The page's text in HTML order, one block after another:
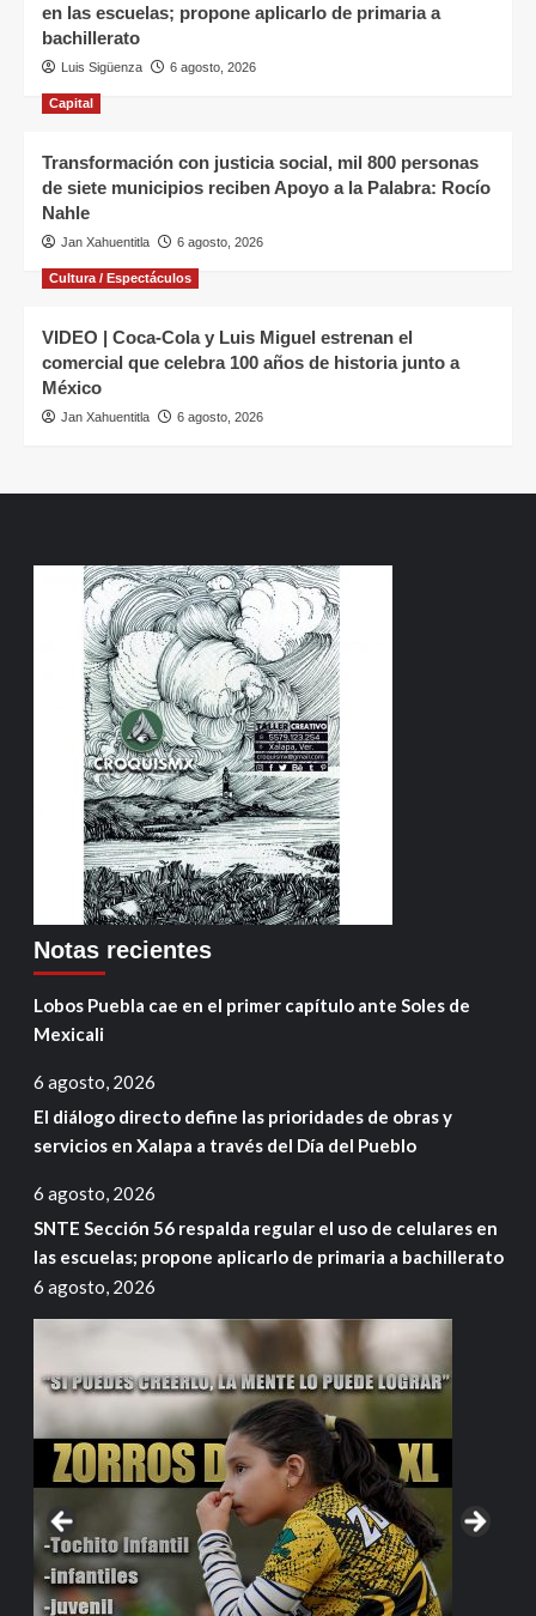
en las escuelas; propone aplicarlo de primaria a
bachillerato
Luis Sigüenza 6 agosto, 2026
Capital
Transformación con justicia social, mil 800 personas
de siete municipios reciben Apoyo a la Palabra: Rocío
Nahle
Jan Xahuentitla 6 agosto, 2026
Cultura / Espectáculos
VIDEO | Coca-Cola y Luis Miguel estrenan el
comercial que celebra 100 años de historia junto a
México
Jan Xahuentitla 6 agosto, 2026
Notas recientes
Lobos Puebla cae en el primer capítulo ante Soles de
Mexicali
6 agosto, 2026
El diálogo directo define las prioridades de obras y
servicios en Xalapa a través del Día del Pueblo
6 agosto, 2026
SNTE Sección 56 respalda regular el uso de celulares en
las escuelas; propone aplicarlo de primaria a bachillerato
6 agosto, 2026